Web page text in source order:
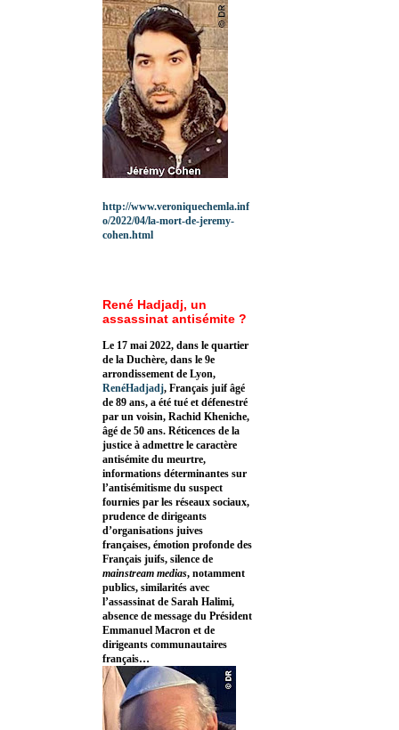
http://www.veroniquechemla.inf
o/2022/04/la-mort-de-jeremy-
cohen.html
René Hadjadj, un
assassinat antisémite ?
Le 17 mai 2022, dans le quartier
de la Duchère, dans le 9e
arrondissement de Lyon,
RenéHadjadj, Français juif âgé
de 89 ans, a été tué et défenestré
par un voisin, Rachid Kheniche,
âgé de 50 ans. Réticences de la
justice à admettre le caractère
antisémite du meurtre,
informations déterminantes sur
l’antisémitisme du suspect
fournies par les réseaux sociaux,
prudence de dirigeants
d’organisations juives
françaises, émotion profonde des
Français juifs, silence de
mainstream medias, notamment
publics, similarités avec
l’assassinat de Sarah Halimi,
absence de message du Président
Emmanuel Macron et de
dirigeants communautaires
français…